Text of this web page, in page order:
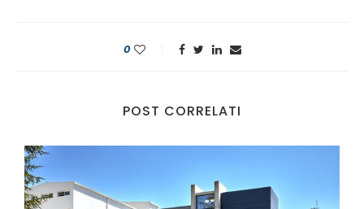
0
POST CORRELATI